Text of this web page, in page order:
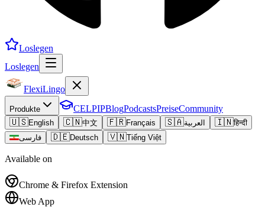
Loslegen
Loslegen
FlexiLingo
Produkte CELPIPBlogPodcastsPreiseCommunity
🇺🇸English 🇨🇳中文 🇫🇷Français 🇸🇦العربية 🇮🇳हिन्दी
فارسی
🇩🇪Deutsch 🇻🇳Tiếng Việt
Available on
Chrome & Firefox Extension
Web App